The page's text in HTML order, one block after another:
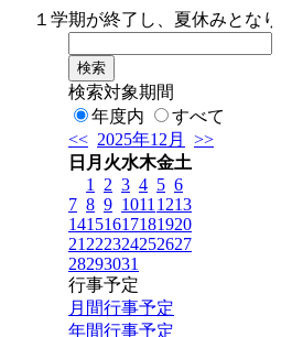
１学期が終了し、夏休みとなりま
検索対象期間
年度内
すべて
<< 2025年12月
>>
日 月 火水木金土
1
2 3 4 5 6
7 8 9 1011 1213
14151617181920
21 222324252627
28293031
行事予定
月間行事予定
年間行事予定